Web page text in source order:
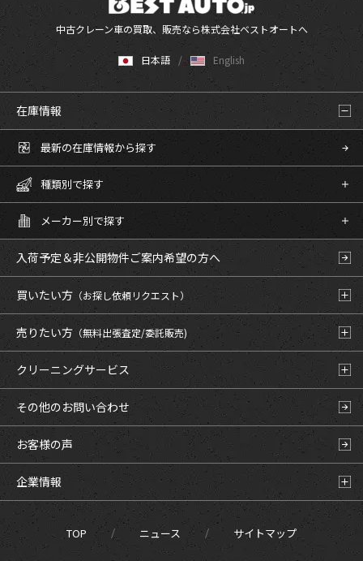
中古クレーン車の買取、販売なら株式会社ベストオートへ
日本語 English
在庫情報
最新の在庫情報から探す
種類別で探す
メーカー別で探す
入荷予定＆非公開物件ご案内希望の方へ
買いたい方 （お探し依頼リクエスト）
売りたい方（無料出張査定/委託販売)
クリーニングサービス
その他のお問い合わせ
お客様の声
企業情報
TOP ニュース サイトマップ